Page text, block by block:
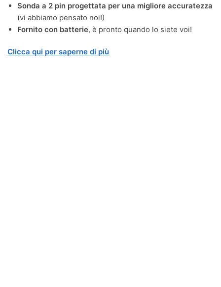
Sonda a 2 pin progettata per una migliore accuratezza
(vi abbiamo pensato noi!)
Fornito con batterie, è pronto quando lo siete voi!
Clicca qui per saperne di più